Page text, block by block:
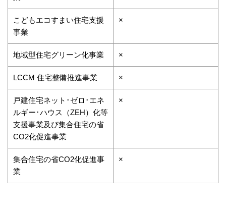
こどもエコすまい住宅支援
事業
×
地域型住宅グリーン化事業 ×
LCCM 住宅整備推進事業 ×
戸建住宅ネット･ゼロ･エネ
ルギー･ハウス（ZEH）化等
支援事業及び集合住宅の省
CO2化促進事業
×
集合住宅の省CO2化促進事
業
×